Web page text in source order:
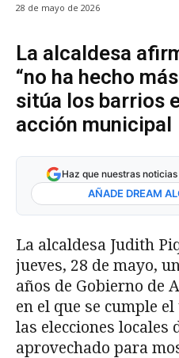
28 de mayo de 2026
La alcaldesa
“no ha hecho
sitúa los barrios
acción municipal
Haz que nuestras
AÑADE DREAM
La alcaldesa Judith
jueves, 28 de mayo,
años de Gobierno de
en el que se cumple
las elecciones locales
aprovechado para